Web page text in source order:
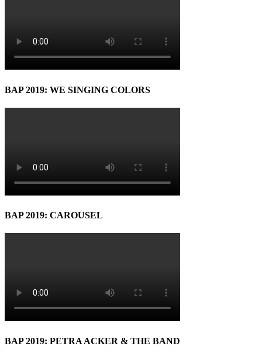
BAP 2019: WE SINGING COLORS
BAP 2019: CAROUSEL
BAP 2019: PETRA ACKER & THE BAND